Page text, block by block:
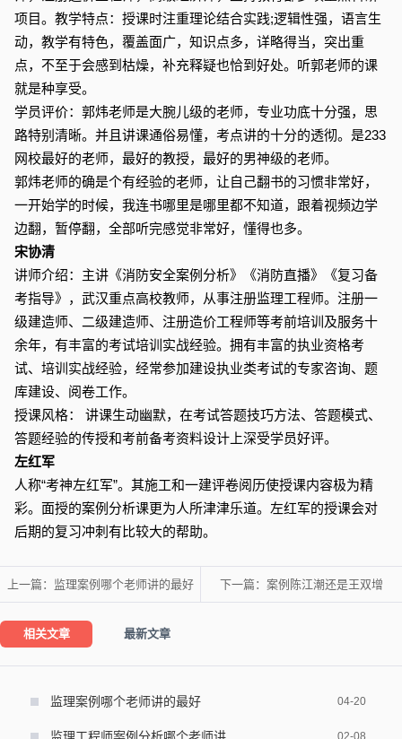
项目。教学特点：授课时注重理论结合实践;逻辑性强，语言生
动，教学有特色，覆盖面广，知识点多，详略得当，突出重
点，不至于会感到枯燥，补充释疑也恰到好处。听郭老师的课
就是种享受。
学员评价：郭炜老师是大腕儿级的老师，专业功底十分强，思
路特别清晰。并且讲课通俗易懂，考点讲的十分的透彻。是233
网校最好的老师，最好的教授，最好的男神级的老师。
郭炜老师的确是个有经验的老师，让自己翻书的习惯非常好，
一开始学的时候，我连书哪里是哪里都不知道，跟着视频边学
边翻，暂停翻，全部听完感觉非常好，懂得也多。
宋协清
讲师介绍：主讲《消防安全案例分析》《消防直播》《复习备
考指导》，武汉重点高校教师，从事注册监理工程师。注册一
级建造师、二级建造师、注册造价工程师等考前培训及服务十
余年，有丰富的考试培训实战经验。拥有丰富的执业资格考
试、培训实战经验，经常参加建设执业类考试的专家咨询、题
库建设、阅卷工作。
授课风格： 讲课生动幽默，在考试答题技巧方法、答题模式、
答题经验的传授和考前备考资料设计上深受学员好评。
左红军
人称“考神左红军”。其施工和一建评卷阅历使授课内容极为精
彩。面授的案例分析课更为人所津津乐道。左红军的授课会对
后期的复习冲刺有比较大的帮助。
上一篇： 监理案例哪个老师讲的最好 下一篇： 案例陈江潮还是王双增
相关文章 最新文章
监理案例哪个老师讲的最好 04-20